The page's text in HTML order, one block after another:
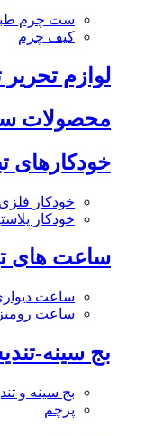
ست چرم
کیف چرم
لوازم تحریر
محصولات
خودکارهای
خودکار فلزی
خودکار
ساعت های
ساعت
ساعت
بج سینه-
بج سینه و
پرچم